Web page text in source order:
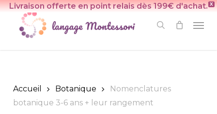
X
Livraison offerte en point relais dès 199€ d'achat.
Skip
content
search
Accueil Botanique
Nomenclatures
botanique 3-6 ans + leur rangement